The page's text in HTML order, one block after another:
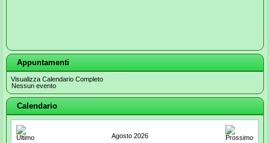
Appuntamenti
Visualizza Calendario Completo
Nessun evento
Calendario
Agosto 2026